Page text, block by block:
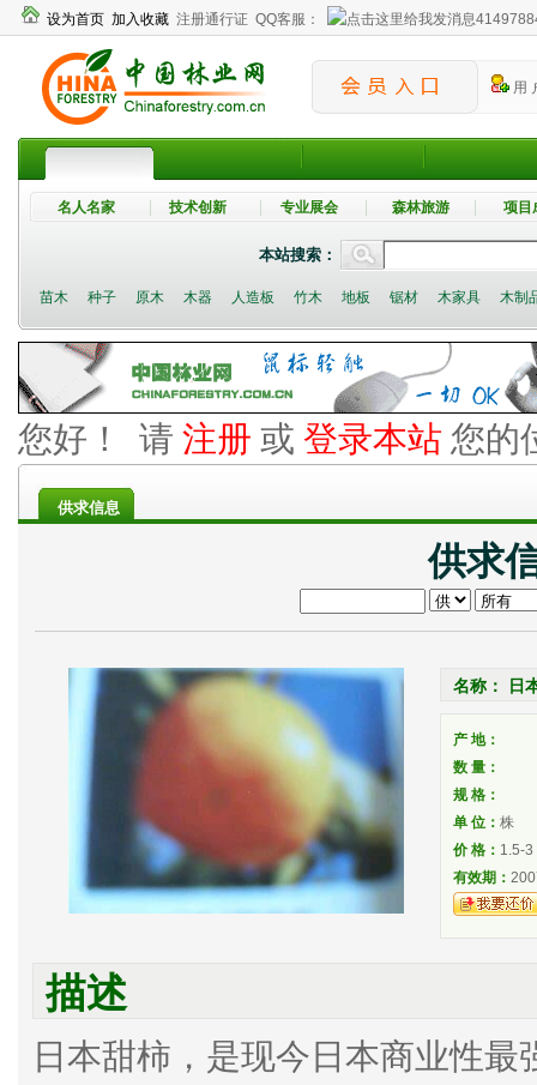
设为首页 加入收藏 注册通行证 QQ客服：
用
名人名家 技术创新 专业展会 森林旅游 项目
本站搜索：
苗木 种子 原木 木器 人造板 竹木 地板 锯材 木家具 木制
您好！ 请 注册 或 登录本站 您的
供求信息
供求
名称： 日
产 地：
数 量：
规 格：
单 位： 株
价 格： 1.5-3
有效期：
描述
日本甜柿，是现今日本商业性